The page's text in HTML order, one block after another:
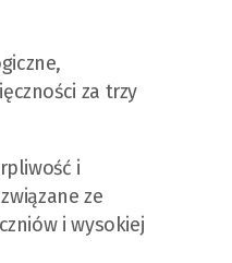
za trzy
i
ze
i wysokiej